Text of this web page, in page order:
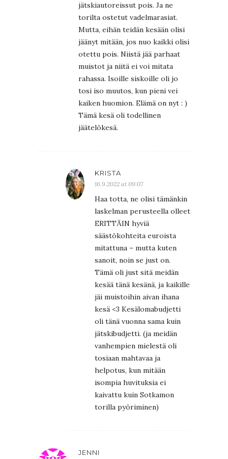
jätskiautoreissut pois. Ja ne
torilta ostetut vadelmarasiat.
Mutta, eihän teidän kesään olisi
jäänyt mitään, jos nuo kaikki olisi
otettu pois. Niistä jää parhaat
muistot ja niitä ei voi mitata
rahassa. Isoille siskoille oli jo
tosi iso muutos, kun pieni vei
kaiken huomion. Elämä on nyt : )
Tämä kesä oli todellinen
jäätelökesä.
KRISTA
16.9.2022 at 09:07
Haa totta, ne olisi tämänkin
laskelman perusteella olleet
ERITTÄIN hyviä
säästökohteita euroista
mitattuna – mutta kuten
sanoit, noin se just on.
Tämä oli just sitä meidän
kesää tänä kesänä, ja kaikille
jäi muistoihin aivan ihana
kesä <3 Kesälomabudjetti
oli tänä vuonna sama kuin
jätskibudjetti. (ja meidän
vanhempien mielestä oli
tosiaan mahtavaa ja
helpotus, kun mitään
isompia huvituksia ei
kaivattu kuin Sotkamon
torilla pyöriminen)
JENNI